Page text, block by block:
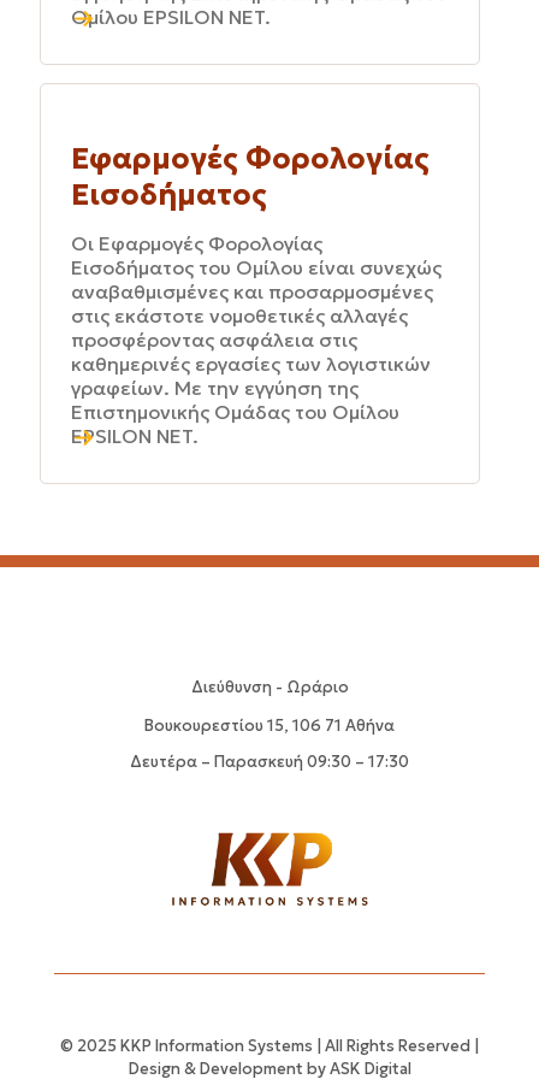
Ομίλου EPSILON NET.
Εφαρμογές Φορολογίας
Εισοδήματος
Οι Εφαρμογές Φορολογίας
Εισοδήματος του Ομίλου είναι συνεχώς
αναβαθμισμένες και προσαρμοσμένες
στις εκάστοτε νομοθετικές αλλαγές
προσφέροντας ασφάλεια στις
καθημερινές εργασίες των λογιστικών
γραφείων. Με την εγγύηση της
Επιστημονικής Ομάδας του Ομίλου
EPSILON NET.
Διεύθυνση - Ωράριο
Βουκουρεστίου 15, 106 71 Αθήνα
Δευτέρα – Παρασκευή 09:30 – 17:30
© 2025 KKP Information Systems | All Rights Reserved |
Design & Development byASK Digital